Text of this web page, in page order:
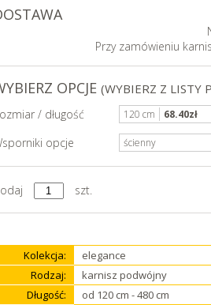
Przy zamówieniu
OPCJE (WYBIERZ Z LISTY
/ długość 120 cm 68.40zł
opcje ścienny
szt.
Kolekcja:
elegance
Rodzaj:
karnisz podwójny
Długość:
od 120 cm - 480 cm